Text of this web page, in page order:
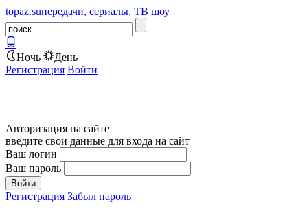
topaz.suпередачи, сериалы, ТВ шоу
Ночь
День
Регистрация Войти
Авторизация на сайте
введите свои данные для входа на сайт
Ваш логин
Ваш пароль
Регистрация Забыл пароль